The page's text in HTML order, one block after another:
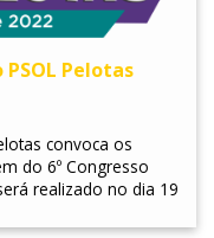
Pelotas
convoca os
do 6º Congresso
realizado no dia 19